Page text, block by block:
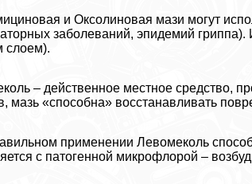
и Оксолиновая мази могут
заболеваний, эпидемий
слоем).
– действенное местное средство,
мазь «способна» восстанавливать
применении Левомеколь
с патогенной микрофлорой –